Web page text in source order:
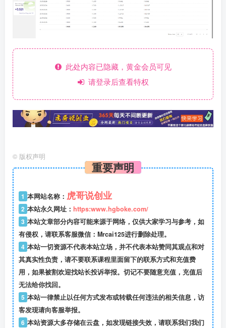
此处内容已隐藏，黄金会员可见
请登录后查看特权
© 版权声明
重要声明
1 本网站名称： 虎哥说创业
2 本站永久网址： https:www.hgboke.com/
3 本站文章部分内容可能来源于网络，仅供大家学习与参考，如
有侵权，请联系客服微信：Mrcai125进行删除处理。
4 本站一切资源不代表本站立场，并不代表本站赞同其观点和对
其真实性负责，请不要联系课程里面留下的联系方式和充值费
用，如果被割欢迎找站长投诉举报。切记不要随意充值，充值后
无法给你找回。
5 本站一律禁止以任何方式发布或转载任何违法的相关信息，访
客发现请向客服举报。
6 本站资源大多存储在云盘，如发现链接失效，请联系我们我们